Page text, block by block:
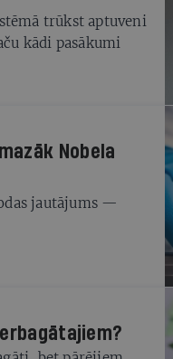
trūkst aptuveni
kādi pasākumi
Nobela
jautājums —